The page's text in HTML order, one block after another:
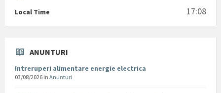
Local Time 17:08
ANUNTURI
Intreruperi alimentare energie electrica
03/08/2026 in Anunturi